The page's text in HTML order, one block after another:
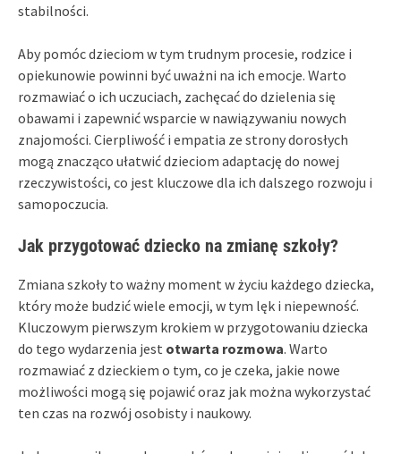
stabilności.
Aby pomóc dzieciom w tym trudnym procesie, rodzice i
opiekunowie powinni być uważni na ich emocje. Warto
rozmawiać o ich uczuciach, zachęcać do dzielenia się
obawami i zapewnić wsparcie w nawiązywaniu nowych
znajomości. Cierpliwość i empatia ze strony dorosłych
mogą znacząco ułatwić dzieciom adaptację do nowej
rzeczywistości, co jest kluczowe dla ich dalszego rozwoju i
samopoczucia.
Jak przygotować dziecko na zmianę szkoły?
Zmiana szkoły to ważny moment w życiu każdego dziecka,
który może budzić wiele emocji, w tym lęk i niepewność.
Kluczowym pierwszym krokiem w przygotowaniu dziecka
do tego wydarzenia jest otwarta rozmowa. Warto
rozmawiać z dzieckiem o tym, co je czeka, jakie nowe
możliwości mogą się pojawić oraz jak można wykorzystać
ten czas na rozwój osobisty i naukowy.